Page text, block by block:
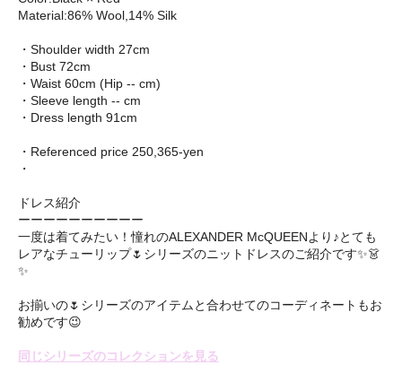
Material:86% Wool,14% Silk
・Shoulder width 27cm
・Bust 72cm
・Waist 60cm (Hip -- cm)
・Sleeve length -- cm
・Dress length 91cm
・Referenced price 250,365-yen
・
ドレス紹介
ーーーーーーーーーー
一度は着てみたい！憧れのALEXANDER McQUEENより♪とても
レアなチューリップ🌷シリーズのニットドレスのご紹介です✨👗
✨
お揃いの🌷シリーズのアイテムと合わせてのコーディネートもお
勧めです😉
同じシリーズのコレクションを見る